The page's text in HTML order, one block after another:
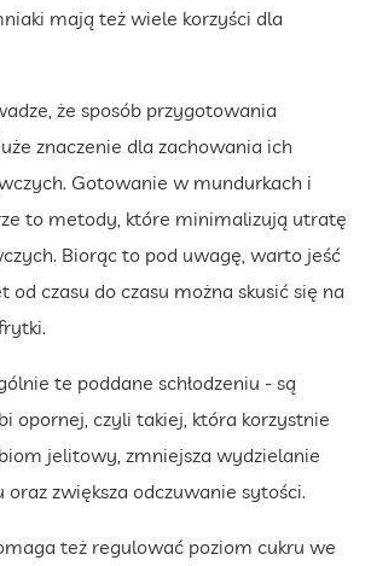
mają też wiele korzyści dla
że sposób przygotowania
znaczenie dla zachowania ich
Gotowanie w mundurkach i
to metody, które minimalizują utratę
Biorąc to pod uwagę, warto jeść
od czasu do czasu można skusić się na
te poddane schłodzeniu - są
opornej, czyli takiej, która korzystnie
jelitowy, zmniejsza wydzielanie
oraz zwiększa odczuwanie sytości.
też regulować poziom cukru we